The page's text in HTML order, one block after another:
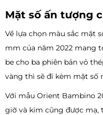
Mặt số ấn tượng
Về lựa chọn màu sắc mặt
mm của năm 2022 mang
be cho ba phiên bản vỏ
vàng thì sẽ đi kèm mặt số
Với mẫu Orient Bambino
giờ và kim cũng được mạ,